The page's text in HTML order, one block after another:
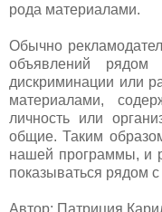
рода материалами.
Обычно
объявлений
дискриминации или
материалами,
личность или
общие. Таким
нашей программы, и
показываться рядом
Автор: Патриция